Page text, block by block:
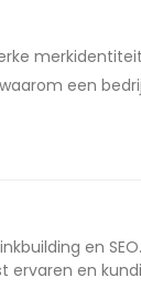
een
en
en